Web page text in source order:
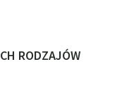
RODZAJÓW